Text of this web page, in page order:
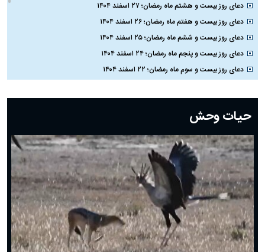
دعای روز بیست و هشتم ماه رمضان؛ ۲۷ اسفند ۱۴۰۴
دعای روز بیست و هفتم ماه رمضان؛ ۲۶ اسفند ۱۴۰۴
دعای روز بیست و ششم ماه رمضان؛ ۲۵ اسفند ۱۴۰۴
دعای روز بیست و پنجم ماه رمضان؛ ۲۴ اسفند ۱۴۰۴
دعای روز بیست و سوم ماه رمضان؛ ۲۲ اسفند ۱۴۰۴
دعای روز بیستم ماه رمضان؛ ۱۹ اسفند ۱۴۰۴
دعای روز هشتم ماه مبارک رمضان؛ ۷ اسفند ماه ۱۴۰۴
دعای روز هفتم ماه رمضان؛ ۶ اسفند ۱۴۰۴
دعای روز ششم ماه رمضان؛ ۵ اسفند ۱۴۰۴
دعای روز پنجم ماه رمضان؛ ۴ اسفند ۱۴۰۴
دعای روز چهارم ماه مبارک رمضان؛ ۳ اسفند ۱۴۰۴
دعای روز سوم ماه مبارک رمضان؛ ۱۴ اسفند ۱۴۰۴
دعای روز دوم ماه مبارک رمضان ۱ اسفند ماه ۱۴۰۴
دعای روز اول ماه مبارک رمضان، ۳۰ بهمن ۱۴۰۴
حضرت زینب(س) چگونه از دنیا رفت؟
حیات وحش